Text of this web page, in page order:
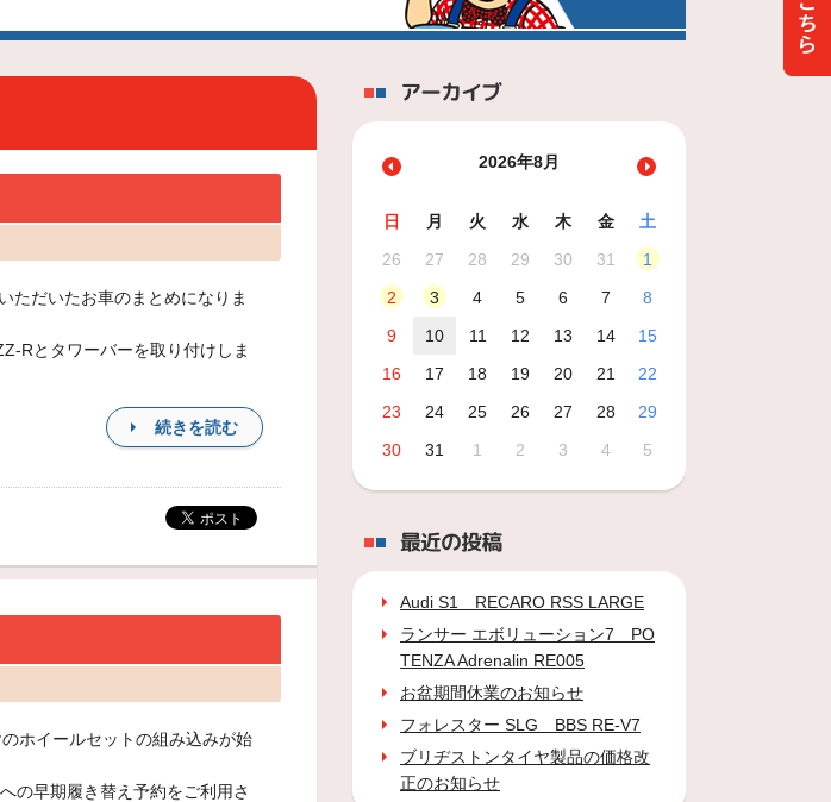
ただいたお車のまとめになりま
Rとタワーバーを取り付けしま
続きを読む
ホイールセットの組み込みが始
の早期履き替え予約をご利用さ
アーカイブ
2026年8月
日 月 火 水 木 金
土
26
27 28 29 30 31
1
2
3 4 5 6 7
8
9
10 11 12 13 14
15
16
17 18 19 20 21
22
23
24 25 26 27 28
29
30
31 1 2 3 4 5
最近の投稿
Audi S1 RECARO RSS LARGE
ランサー エボリューション7 PO
TENZA Adrenalin RE005
お盆期間休業のお知らせ
フォレスター SLG BBS RE-V7
ブリヂストンタイヤ製品の価格改
正のお知らせ